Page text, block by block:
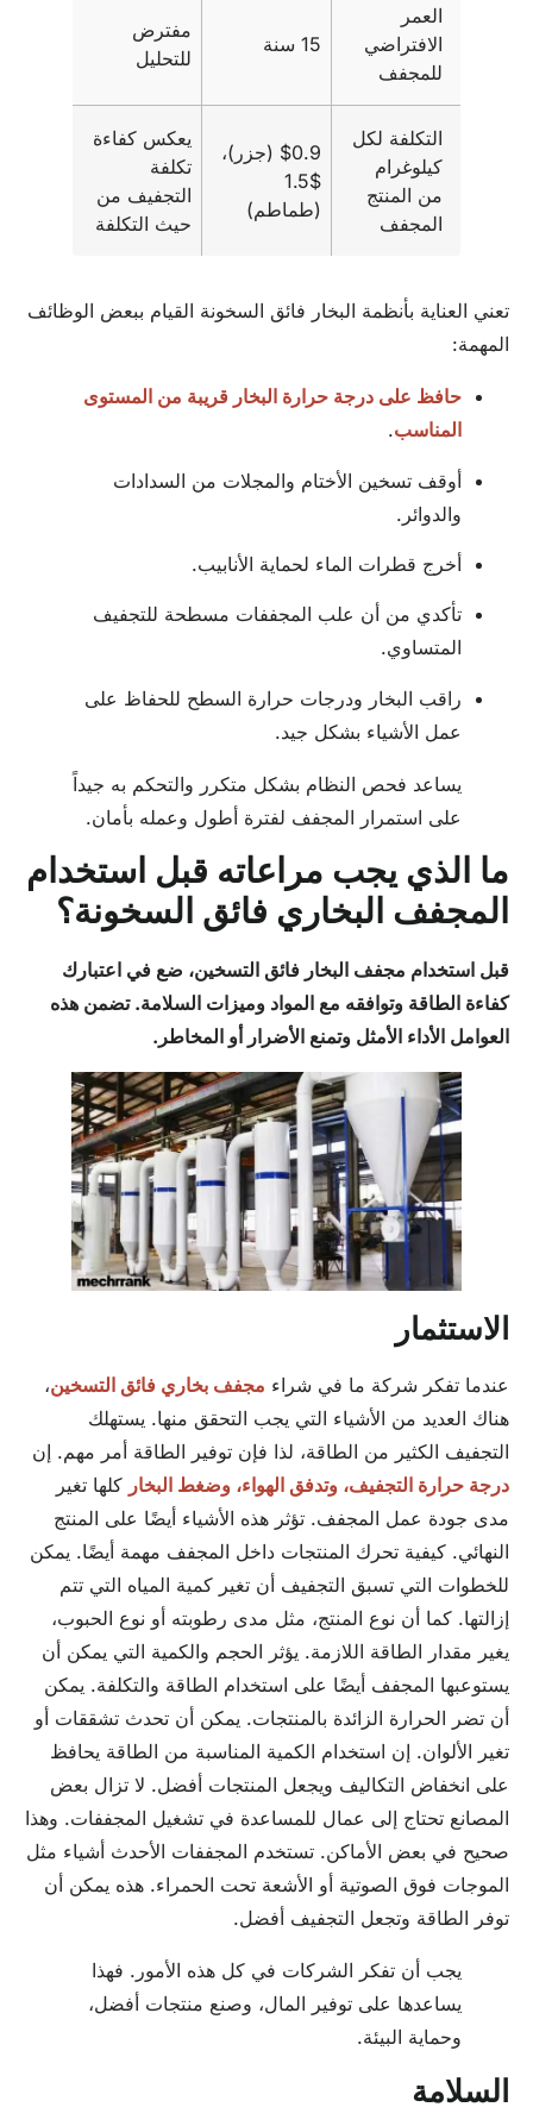
العمر
الافتراضي
للمجفف
15 سنة
مفترض
للتحليل
التكلفة لكل
كيلوغرام
من المنتج
المجفف
$0.9 (جزر)،
$1.5
(طماطم)
يعكس كفاءة
تكلفة
التجفيف من
حيث التكلفة
تعني العناية بأنظمة البخار فائق السخونة القيام ببعض الوظائف
المهمة:
حافظ على درجة حرارة البخار قريبة من المستوى
المناسب.
أوقف تسخين الأختام والمجلات من السدادات
والدوائر.
أخرج قطرات الماء لحماية الأنابيب.
تأكدي من أن علب المجففات مسطحة للتجفيف
المتساوي.
راقب البخار ودرجات حرارة السطح للحفاظ على
عمل الأشياء بشكل جيد.
يساعد فحص النظام بشكل متكرر والتحكم به جيداً
على استمرار المجفف لفترة أطول وعمله بأمان.
ما الذي يجب مراعاته قبل استخدام
المجفف البخاري فائق السخونة؟
قبل استخدام مجفف البخار فائق التسخين، ضع في اعتبارك
كفاءة الطاقة وتوافقه مع المواد وميزات السلامة. تضمن هذه
العوامل الأداء الأمثل وتمنع الأضرار أو المخاطر.
الاستثمار
عندما تفكر شركة ما في شراء مجفف بخاري فائق التسخين،
هناك العديد من الأشياء التي يجب التحقق منها. يستهلك
التجفيف الكثير من الطاقة، لذا فإن توفير الطاقة أمر مهم. إن
درجة حرارة التجفيف، وتدفق الهواء، وضغط البخار كلها تغير
مدى جودة عمل المجفف. تؤثر هذه الأشياء أيضًا على المنتج
النهائي. كيفية تحرك المنتجات داخل المجفف مهمة أيضًا. يمكن
للخطوات التي تسبق التجفيف أن تغير كمية المياه التي تتم
إزالتها. كما أن نوع المنتج، مثل مدى رطوبته أو نوع الحبوب،
يغير مقدار الطاقة اللازمة. يؤثر الحجم والكمية التي يمكن أن
يستوعبها المجفف أيضًا على استخدام الطاقة والتكلفة. يمكن
أن تضر الحرارة الزائدة بالمنتجات. يمكن أن تحدث تشققات أو
تغير الألوان. إن استخدام الكمية المناسبة من الطاقة يحافظ
على انخفاض التكاليف ويجعل المنتجات أفضل. لا تزال بعض
المصانع تحتاج إلى عمال للمساعدة في تشغيل المجففات. وهذا
صحيح في بعض الأماكن. تستخدم المجففات الأحدث أشياء مثل
الموجات فوق الصوتية أو الأشعة تحت الحمراء. هذه يمكن أن
توفر الطاقة وتجعل التجفيف أفضل.
يجب أن تفكر الشركات في كل هذه الأمور. فهذا
يساعدها على توفير المال، وصنع منتجات أفضل،
وحماية البيئة.
السلامة